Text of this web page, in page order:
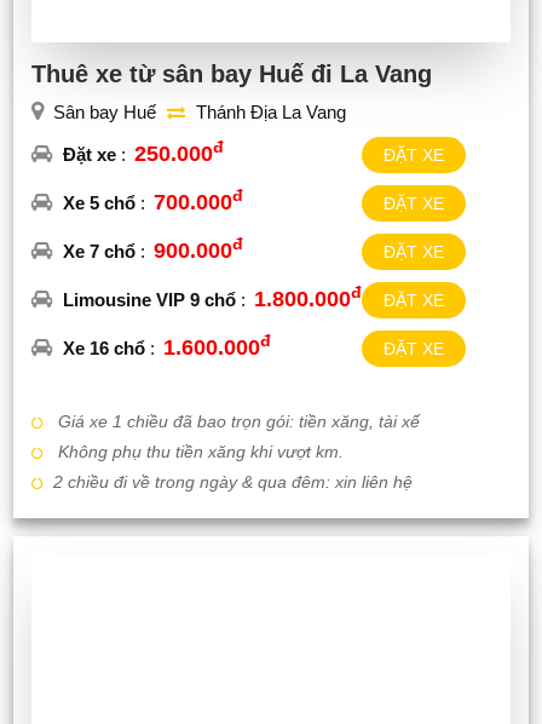
Thuê xe từ sân bay Huế đi La Vang
Sân bay Huế Thánh Địa La Vang
Đặt xe : 250.000đ ĐẶT XE
Xe 5 chổ : 700.000đ ĐẶT XE
Xe 7 chổ : 900.000đ ĐẶT XE
Limousine VIP 9 chổ : 1.800.000đ ĐẶT XE
Xe 16 chổ : 1.600.000đ ĐẶT XE
Giá xe 1 chiều đã bao trọn gói: tiền xăng, tài xế
Không phụ thu tiền xăng khi vượt km.
2 chiều đi về trong ngày & qua đêm: xin liên hệ